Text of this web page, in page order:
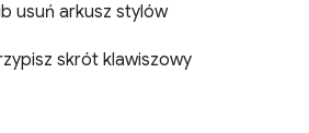
usuń arkusz stylów
skrót klawiszowy